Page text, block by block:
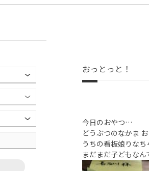
おっとっと！
今日のおやつ…
どうぶつのなかま
うちの看板娘りな
まだまだ子どもな